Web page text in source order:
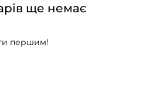
ще немає
першим!